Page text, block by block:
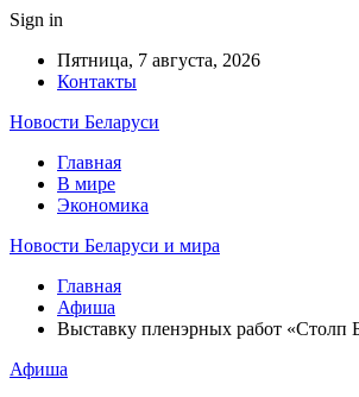
Sign in
Пятница, 7 августа, 2026
Контакты
Новости Беларуси
Главная
В мире
Экономика
Новости Беларуси и мира
Главная
Афиша
Выставку пленэрных работ «Столп
Афиша